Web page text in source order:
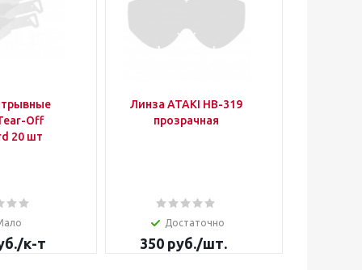
Off
20 шт
/к-т
Линза ATAKI HB-319
прозрачная
Достаточно
350 руб./шт.